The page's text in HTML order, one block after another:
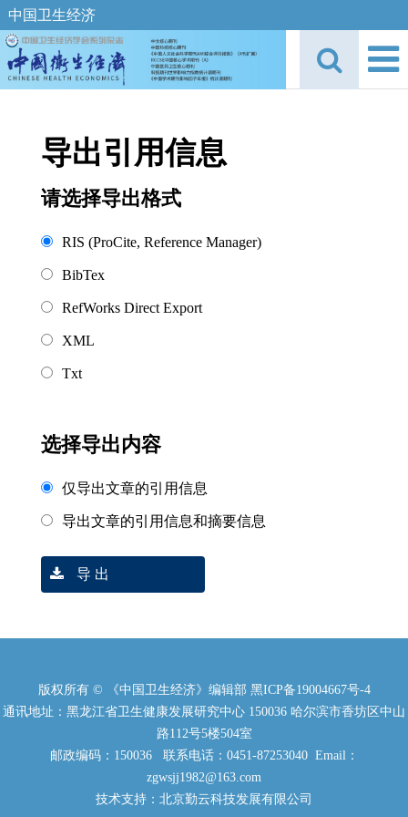
中国卫生经济
导出引用信息
请选择导出格式
RIS (ProCite, Reference Manager)
BibTex
RefWorks Direct Export
XML
Txt
选择导出内容
仅导出文章的引用信息
导出文章的引用信息和摘要信息
导 出
版权所有 © 《中国卫生经济》编辑部 黑ICP备19004667号-4
通讯地址：黑龙江省卫生健康发展研究中心 150036 哈尔滨市香坊区中山
路112号5楼504室
邮政编码：150036 联系电话：0451-87253040 Email：
zgwsjj1982@163.com
技术支持：北京勤云科技发展有限公司